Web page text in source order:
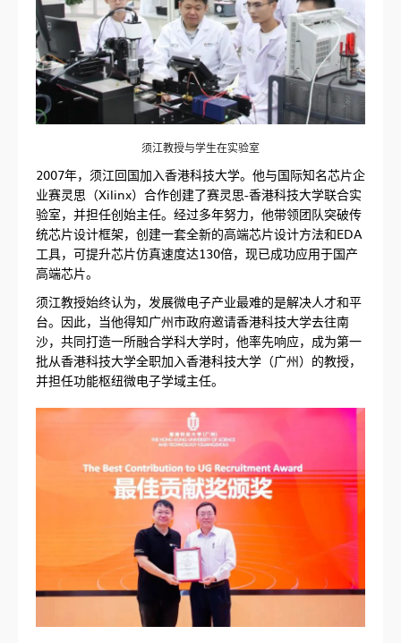
须江教授与学生在实验室
2007年，须江回国加入香港科技大学。他与国际知名芯片企
业赛灵思（Xilinx）合作创建了赛灵思-香港科技大学联合实
验室，并担任创始主任。经过多年努力，他带领团队突破传
统芯片设计框架，创建一套全新的高端芯片设计方法和EDA
工具，可提升芯片仿真速度达130倍，现已成功应用于国产
高端芯片。
须江教授始终认为，发展微电子产业最难的是解决人才和平
台。因此，当他得知广州市政府邀请香港科技大学去往南
沙，共同打造一所融合学科大学时，他率先响应，成为第一
批从香港科技大学全职加入香港科技大学（广州）的教授，
并担任功能枢纽微电子学域主任。